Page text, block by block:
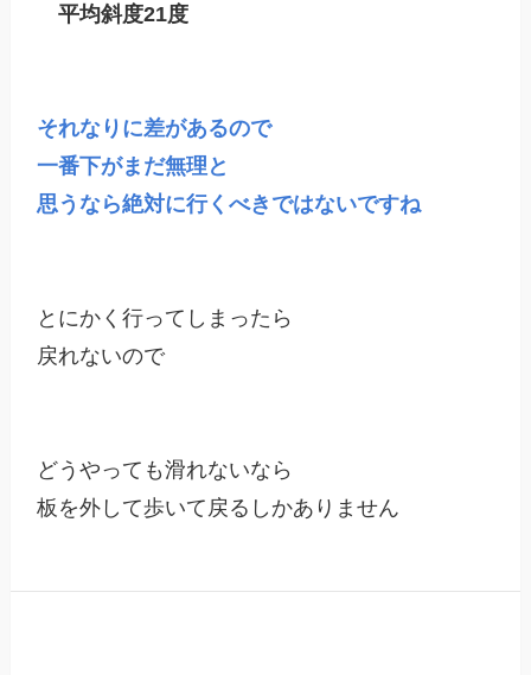
平均斜度21度
それなりに差があるので
一番下がまだ無理と
思うなら絶対に行くべきではないですね
とにかく行ってしまったら
戻れないので
どうやっても滑れないなら